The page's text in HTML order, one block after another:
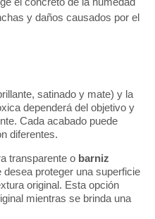
y daños causados por el
satinado y mate) y la
dependerá del objetivo y
Cada acabado puede
diferentes.
transparente o barniz
proteger una superficie
original. Esta opción
mientras se brinda una